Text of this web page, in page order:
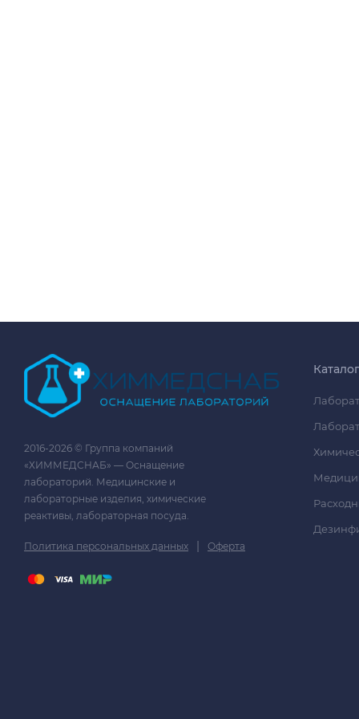
2016-2026 © Группа компаний
«ХИММЕДСНАБ» — Оснащение
лабораторий. Медицинские и
лабораторные изделия, химические
реактивы, лабораторная посуда.
Политика персональных данных | Оферта